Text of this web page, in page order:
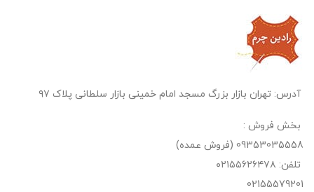
آدرس: تهران بازار بزرگ مسجد امام خمینی بازار سلطانی پلاک ۹۷
بخش فروش :
09353035558 (فروش عمده)
تلفن: ۰۲۱۵۵۶۲۶۴۷۸
02155579201